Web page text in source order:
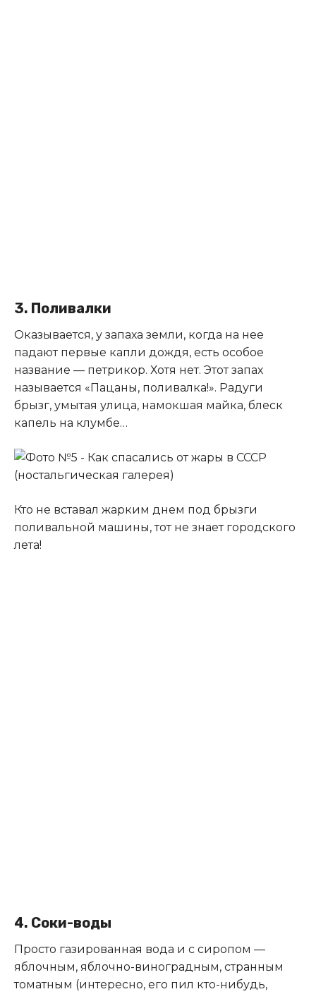
3. Поливалки
Оказывается, у запаха земли, когда на нее
падают первые капли дождя, есть особое
название — петрикор. Хотя нет. Этот запах
называется «Пацаны, поливалка!». Радуги
брызг, умытая улица, намокшая майка, блеск
капель на клумбе…
Кто не вставал жарким днем под брызги
поливальной машины, тот не знает городского
лета!
4. Соки-воды
Просто газированная вода и с сиропом —
яблочным, яблочно-виноградным, странным
томатным (интересно, его пил кто-нибудь,